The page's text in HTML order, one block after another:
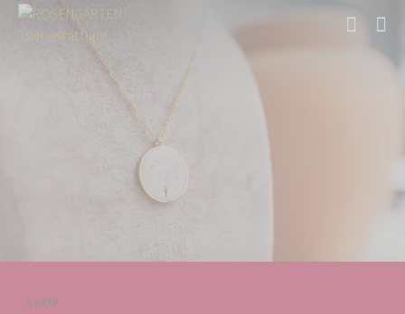
SHOP